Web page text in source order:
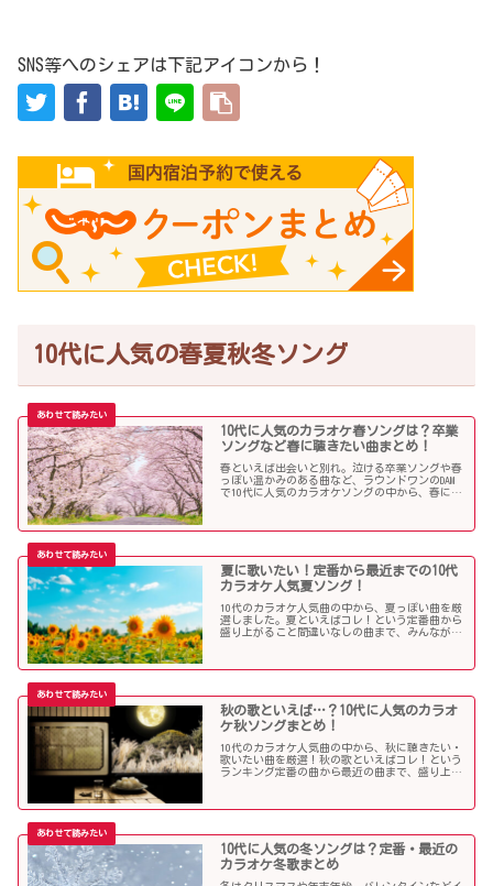
SNS等へのシェアは下記アイコンから！
10代に人気の春夏秋冬ソング
10代に人気のカラオケ春ソングは？卒業
ソングなど春に聴きたい曲まとめ！
春といえば出会いと別れ。泣ける卒業ソングや春
っぽい温かみのある曲など、ラウンドワンのDAM
で10代に人気のカラオケソングの中から、春に聴
夏に歌いたい！定番から最近までの10代
カラオケ人気夏ソング！
10代のカラオケ人気曲の中から、夏っぽい曲を厳
選しました。夏といえばコレ！という定番曲から
盛り上がること間違いなしの曲まで、みんなが選
秋の歌といえば…？10代に人気のカラオ
ケ秋ソングまとめ！
10代のカラオケ人気曲の中から、秋に聴きたい・
歌いたい曲を厳選！秋の歌といえばコレ！という
ランキング定番の曲から最近の曲まで、盛り上が
10代に人気の冬ソングは？定番・最近の
カラオケ冬歌まとめ